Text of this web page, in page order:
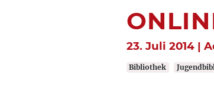
23. Juli 2014 |
Bibliothek